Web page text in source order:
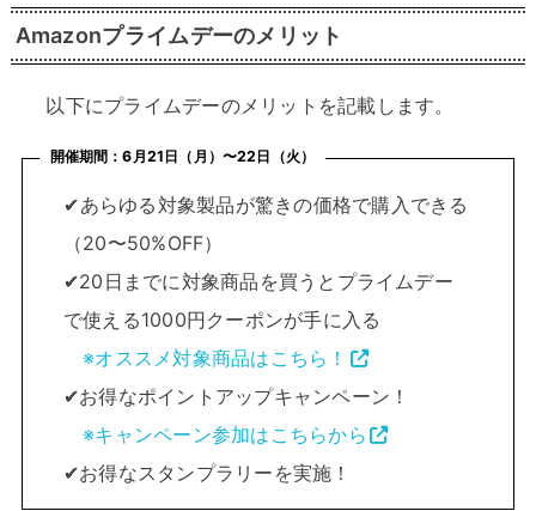
Amazonプライムデーのメリット
以下にプライムデーのメリットを記載します。
開催期間：6月21日（月）〜22日（火）
✔あらゆる対象製品が驚きの価格で購入できる
（20〜50%OFF）
✔20日までに対象商品を買うとプライムデー
で使える1000円クーポンが手に入る
※オススメ対象商品はこちら！
✔お得なポイントアップキャンペーン！
※キャンペーン参加はこちらから
✔お得なスタンプラリーを実施！